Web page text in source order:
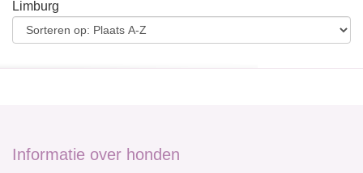
Limburg
Informatie over honden